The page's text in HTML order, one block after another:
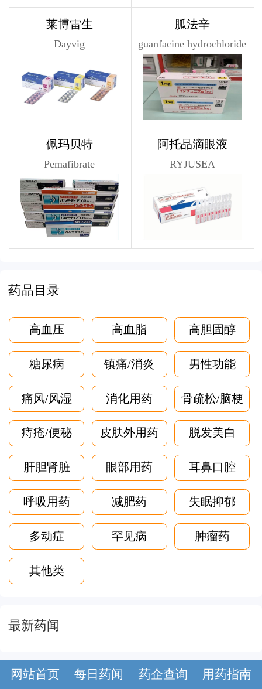
莱博雷生
Dayvig
胍法辛
guanfacine hydrochloride
佩玛贝特
Pemafibrate
阿托品滴眼液
RYJUSEA
药品目录
高血压 高血脂 高胆固醇
糖尿病 镇痛/消炎 男性功能
痛风/风湿 消化用药 骨疏松/脑梗
痔疮/便秘 皮肤外用药 脱发美白
肝胆肾脏 眼部用药 耳鼻口腔
呼吸用药 减肥药 失眠抑郁
多动症 罕见病 肿瘤药
其他类
最新药闻
网站首页 每日药闻 药企查询 用药指南